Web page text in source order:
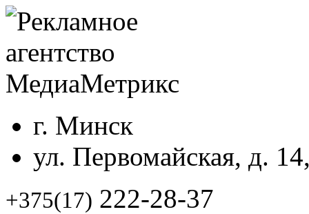
г. Минск
ул. Первомайская, д.
+375(17) 222-28-37